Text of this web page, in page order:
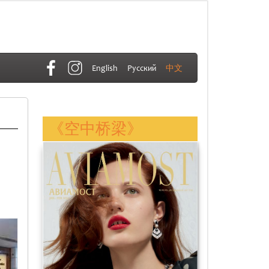
English Русский 中文
《空中桥梁》